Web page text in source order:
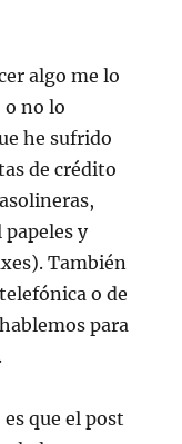
algo me lo
no lo
he sufrido
de crédito
y
También
o de
para
que el post